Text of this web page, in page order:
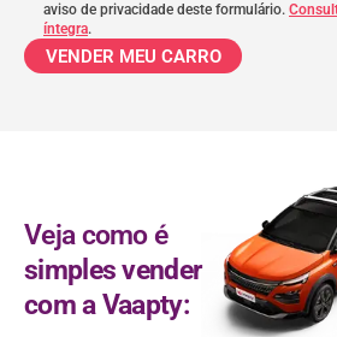
aviso de privacidade deste formulário.
íntegra.
VENDER MEU CARRO
Veja como é
simples vender
com a Vaapty: